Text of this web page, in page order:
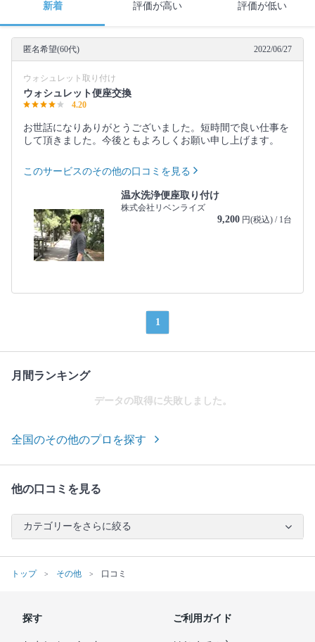
新着 評価が高い 評価が低い
匿名希望(60代) 2022/06/27
ウォシュレット取り付け
ウォシュレット便座交換
4.20
お世話になりありがとうございました。短時間で良い仕事を
して頂きました。今後ともよろしくお願い申し上げます。
このサービスのその他の口コミを見る
温水洗浄便座取り付け
株式会社リベンライズ
9,200 円(税込) / 1台
1
月間ランキング
データの取得に失敗しました。
全国のその他のプロを探す
他の口コミを見る
カテゴリーをさらに絞る
トップ その他 口コミ
探す ご利用ガイド